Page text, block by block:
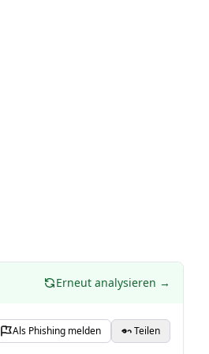
Erneut analysieren →
Als Phishing melden Teilen